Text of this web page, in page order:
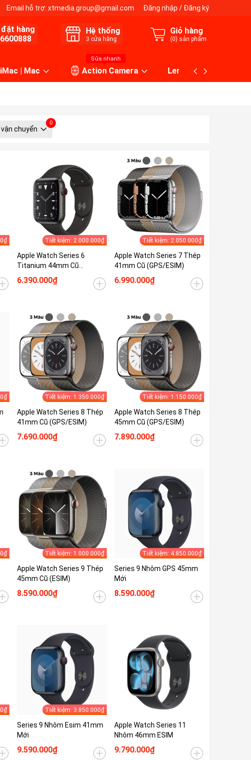
Email hỗ trợ: xtmedia.group@gmail.com Đăng nhập / Đăng ký
đặt hàng
Hệ thống
3 cửa hàng
Giỏ hàng
(0) sản phẩm
iMac | Mac
Sửa nhanh
Action Camera Lens máy ảnh
chuyển
0
Tiết kiệm: 2.000.000₫
Apple Watch Series 6
Titanium 44mm Cũ
(GPS/ESIM)
6.390.000₫
Tiết kiệm: 2.050.000₫
Apple Watch Series 7 Thép
41mm Cũ (GPS/ESIM)
6.990.000₫
Tiết kiệm: 1.350.000₫
Apple Watch Series 8 Thép
41mm Cũ (GPS/ESIM)
7.690.000₫
Tiết kiệm: 1.150.000₫
Apple Watch Series 8 Thép
45mm Cũ (GPS/ESIM)
7.890.000₫
Tiết kiệm: 1.000.000₫
Apple Watch Series 9 Thép
45mm Cũ (ESIM)
8.590.000₫
Tiết kiệm: 4.850.000₫
Series 9 Nhôm GPS 45mm
Mới
8.590.000₫
Tiết kiệm: 3.850.000₫
Series 9 Nhôm Esim 41mm
Mới
9.590.000₫
Apple Watch Series 11
Nhôm 46mm ESIM
9.790.000₫